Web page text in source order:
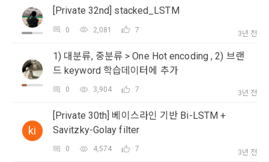
서의 소비자보호에 관한 법률, 전자문서 및 전자거래기본법, 전
자금융거래법, 전자서명법, 소비자기본법, 개인정보보호법 등
3. "회사"는 "서비스"에 대해 별도의 이용약관 또는 정책(이하
“별도약관”)을 둘 수 있으며, 그 내용이 이 약관과 충돌하는 경우
“별도약관”이 우선하여 적용된다.
유가 있을 때, 약관을 변경할 수 있으며, 약관을 개정할 경우에는
적용일자 및 개정사유를 명시하여 현행 약관과 함께 “회사” 홈페
이지의 공지게시판에 그 적용일자 7일 이전부터 적용일자 전일
까지 공지한다.
4) 고용 및 취업동향 파악을 위한 통계학적 분석, 서비스 고도화
를 위한 데이터 분석
3. 수집하는 개인정보 항목 및 수집방법
가. 수집하는 개인정보의 항목
1) 회원가입 시 수집하는 항목
필수 항목 : 아이디, 비밀번호, 이름, 닉네임, 이메일
선택 항목 : 휴대폰번호, 생년월일, 국가, 직업
[Private 32nd] stacked_LSTM
0 2,081 7 3년 전
1) 대분류, 중분류 > One Hot encoding , 2) 브랜
드 keyword 학습데이터에 추가
0 3,904 7 3년 전
ki
[Private 30th] 베이스라인 기반 Bi-LSTM +
Savitzky-Golay filter
0 4,574 7 3년 전